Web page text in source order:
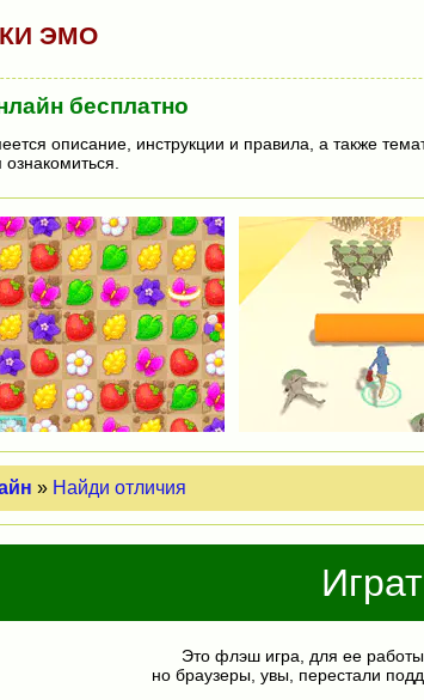
ЭМО
бесплатно
описание, инструкции и правила, а также
» Найди отличия
Это флэш игра, для ее
но браузеры, увы, перестали